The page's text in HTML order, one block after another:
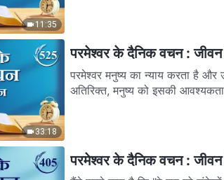
11:35
33:18
परमेश्वर के दैनिक वचन :
परमेश्वर मनुष्य का न्याय करता है
अतिरिक्त, मनुष्य को इसकी
परमेश्वर के दैनिक वचन :